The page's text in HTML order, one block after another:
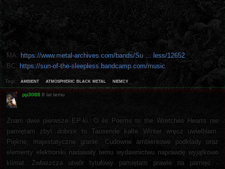
MA: https://www.metal-archives.com/bands/Su ... less/12652
BC: https://sun-of-the-sleepless.bandcamp.com/music
Tagi: ambient atmospheric black metal niemcy
pp3088 8 lat temu
Znam dwie pierwsze EP-ki. O ile Poems to the Wretches Hearts nie
pamiętam zbyt dobrze to Tausende kalte Winter wręcz uwielbiam.
Piękne, majestatyczne granie. Cudowne ambientowe podkłady oraz
elementy elektroniki nadawały temu wydawnictwu naprawdę wyjątkowo
klimat. Zwłaszcza utwór tytułowy pamiętam prawie na pamięć -